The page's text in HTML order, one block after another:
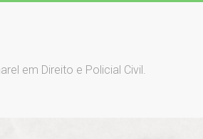
em Direito e Policial Civil.